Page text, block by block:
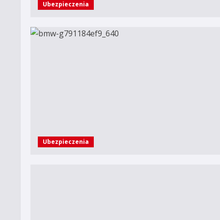
Ubezpieczenia
Ubezpieczenia